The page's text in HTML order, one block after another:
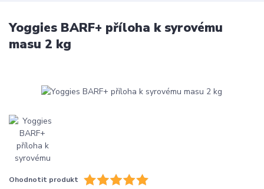
Yoggies BARF+ příloha k syrovému
masu 2 kg
Ohodnotit produkt